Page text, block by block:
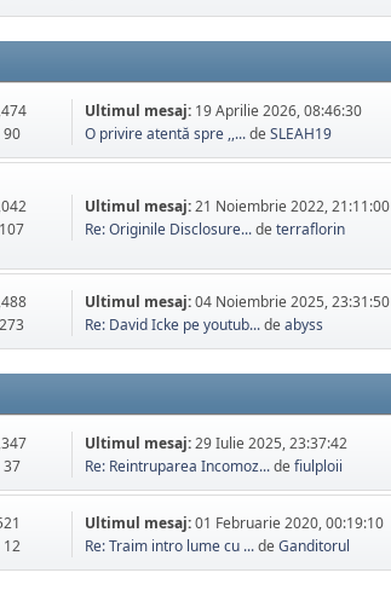
90
Ultimul mesaj: 19 Aprilie 2026, 08:46:30
O privire atentă spre ,,...deSLEAH19
Ultimul mesaj:21 Noiembrie 2022, 21:11:00
Re: Originile Disclosure...deterraflorin
Ultimul mesaj:04 Noiembrie 2025, 23:31:50
Re: David Icke pe youtub...deabyss
37
Ultimul mesaj:29 Iulie 2025, 23:37:42
Re: Reintruparea Incomoz...defiulploii
12
Ultimul mesaj:01 Februarie 2020, 00:19:10
Re: Traim intro lume cu ...deGanditorul